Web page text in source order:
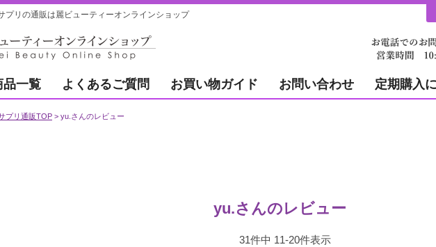
プリの通販は麗ビューティーオンラインショップ
品一覧 よくあるご質問 お買い物ガイド お問い合わせ 定期購入
プリ通販TOP yu.さんのレビュー
yu.さんのレビュー
31件中 11-20件表示